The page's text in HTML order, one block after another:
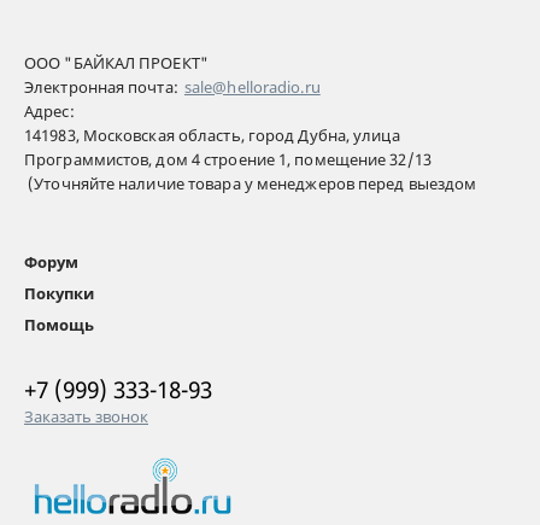
ООО "БАЙКАЛ ПРОЕКТ"
Электронная почта: sale@helloradio.ru
Адрес:
141983, Московская область, город Дубна, улица
Программистов, дом 4 строение 1, помещение 32/13
(Уточняйте наличие товара у менеджеров перед выездом
Форум
Покупки
Помощь
+7 (999) 333-18-93
Заказать звонок